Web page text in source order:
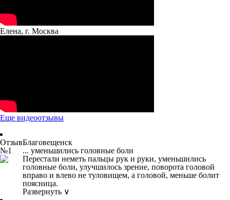
Елена, г. Москва
Еще видеоотзывы
Отзыв
№1
Благовещенск
... уменьшились головные боли
Перестали неметь пальцы рук и руки, уменьшились
головные боли, улучшилось зрение, поворота головой
вправо и влево не туловищем, а головой, меньше болит
поясница.
Развернуть ∨